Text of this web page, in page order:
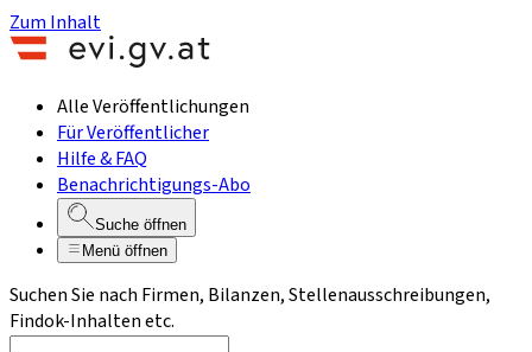
Zum Inhalt
Alle Veröffentlichungen
Für Veröffentlicher
Hilfe & FAQ
Benachrichtigungs-Abo
Suche öffnen
Menü öffnen
Suchen Sie nach Firmen, Bilanzen, Stellenausschreibungen,
Findok-Inhalten etc.